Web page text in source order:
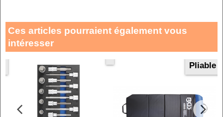
Ces articles pourraient également vous
intéresser
Pliable